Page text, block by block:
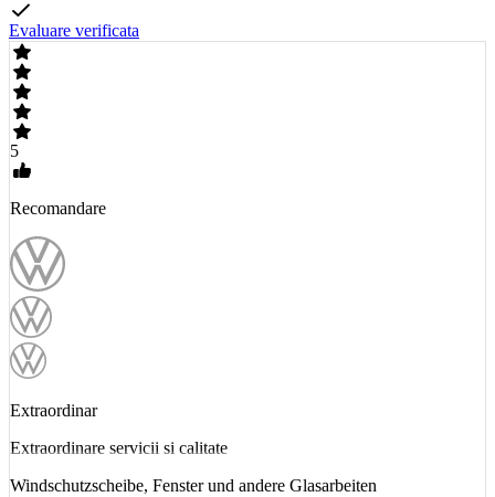
Evaluare verificata
5
Recomandare
Extraordinar
Extraordinare servicii si calitate
Windschutzscheibe, Fenster und andere Glasarbeiten